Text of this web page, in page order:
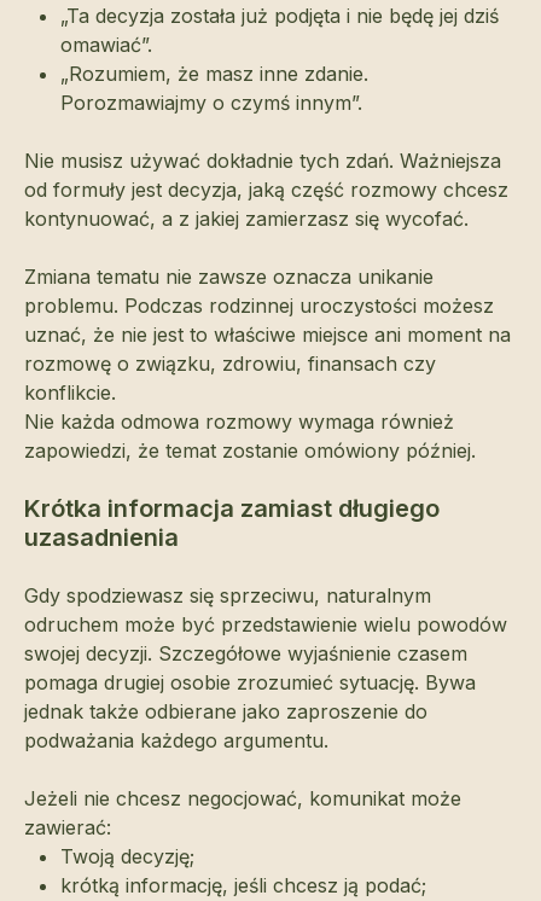
„Ta decyzja została już podjęta i nie będę jej dziś
omawiać”.
„Rozumiem, że masz inne zdanie.
Porozmawiajmy o czymś innym”.
Nie musisz używać dokładnie tych zdań. Ważniejsza
od formuły jest decyzja, jaką część rozmowy chcesz
kontynuować, a z jakiej zamierzasz się wycofać.
Zmiana tematu nie zawsze oznacza unikanie
problemu. Podczas rodzinnej uroczystości możesz
uznać, że nie jest to właściwe miejsce ani moment na
rozmowę o związku, zdrowiu, finansach czy
konflikcie.
Nie każda odmowa rozmowy wymaga również
zapowiedzi, że temat zostanie omówiony później.
Krótka informacja zamiast długiego
uzasadnienia
Gdy spodziewasz się sprzeciwu, naturalnym
odruchem może być przedstawienie wielu powodów
swojej decyzji. Szczegółowe wyjaśnienie czasem
pomaga drugiej osobie zrozumieć sytuację. Bywa
jednak także odbierane jako zaproszenie do
podważania każdego argumentu.
Jeżeli nie chcesz negocjować, komunikat może
zawierać:
Twoją decyzję;
krótką informację, jeśli chcesz ją podać;